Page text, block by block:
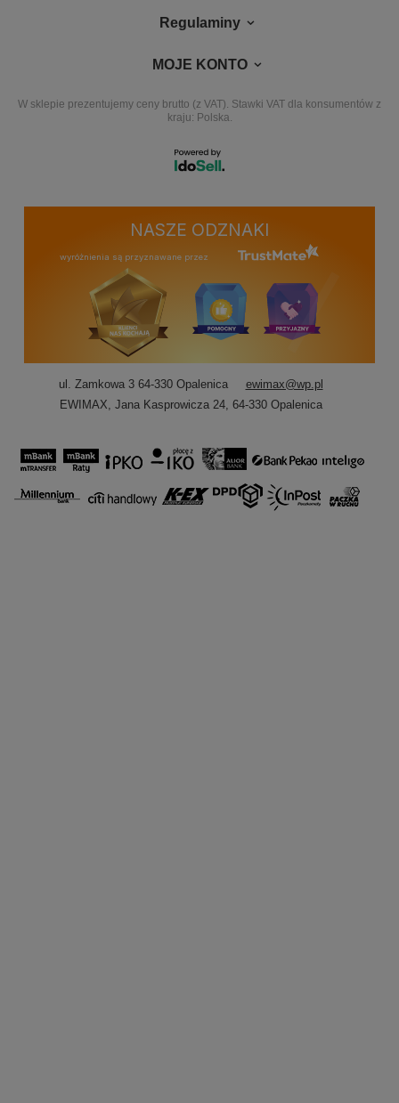
Regulaminy
MOJE KONTO
W sklepie prezentujemy ceny brutto (z VAT). Stawki VAT dla konsumentów z
kraju: Polska.
NASZE ODZNAKI
wyróżnienia są przyznawane przez
ul. Zamkowa 3 64-330 Opalenica
ewimax@wp.pl
EWIMAX, Jana Kasprowicza 24, 64-330Opalenica